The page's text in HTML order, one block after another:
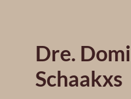
Dre.
Schaakxs